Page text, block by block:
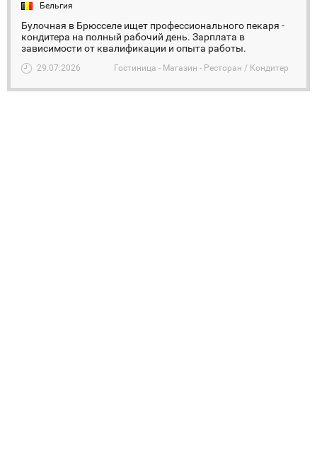
Бельгия
Булочная в Брюсселе ищет профессионального пекаря -
кондитера на полный рабочий день. Зарплата в
зависимости от квалификации и опыта работы.
29.07.2026 Гостиница - Магазин - Ресторан / Кондитер